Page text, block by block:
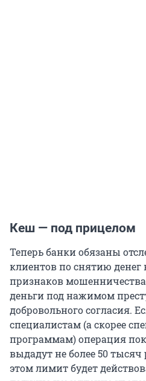
Кеш — под прицелом
Теперь банки обязаны
клиентов по снятию денег
признаков
деньги под нажимом
добровольного согласия.
специалистам (а скорее
программам) операция
выдадут не более 50
этом лимит будет